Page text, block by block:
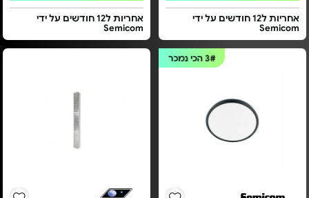
אחריות ל12 חודשים על ידי
Semicom
אחריות ל12 חודשים על ידי
Semicom
3#הכי נמכר